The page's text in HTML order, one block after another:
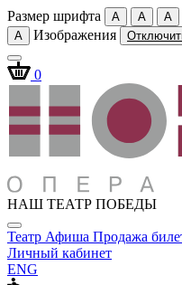
Размер шрифта A A A
A
Изображения
0
НАШ ТЕАТР ПОБЕДЫ
Театр Афиша Продажа
Личный кабинет
ENG